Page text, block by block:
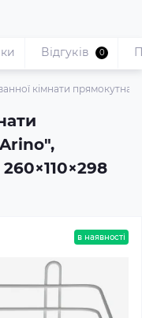
кімнати прямокутна
Відгуків 0
в наявності